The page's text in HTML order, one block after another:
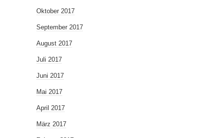
Oktober 2017
September 2017
August 2017
Juli 2017
Juni 2017
Mai 2017
April 2017
März 2017